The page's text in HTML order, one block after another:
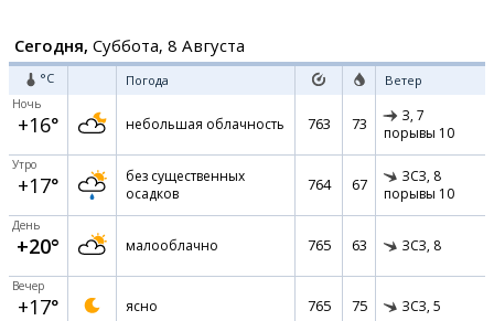
Сегодня, Суббота, 8 Августа
°C Погода Ветер
Ночь
+16° небольшая облачность 763 73 З, 7
порывы 10
Утро
+17°
без существенных
осадков
764 67 ЗСЗ, 8
порывы 10
День
+20° малооблачно 765 63 ЗСЗ, 8
Вечер
+17° ясно 765 75 ЗСЗ, 5